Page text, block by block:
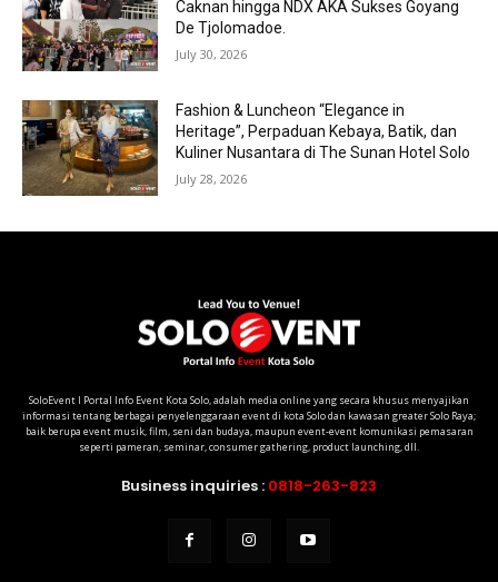
Caknan hingga NDX AKA Sukses Goyang
De Tjolomadoe.
July 30, 2026
Fashion & Luncheon “Elegance in
Heritage”, Perpaduan Kebaya, Batik, dan
Kuliner Nusantara di The Sunan Hotel Solo
July 28, 2026
SoloEvent I Portal Info Event Kota Solo, adalah media online yang secara khusus menyajikan
informasi tentang berbagai penyelenggaraan event di kota Solo dan kawasan greater Solo Raya;
baik berupa event musik, film, seni dan budaya, maupun event-event komunikasi pemasaran
seperti pameran, seminar, consumer gathering, product launching, dll.
Business inquiries : 0818-263-823